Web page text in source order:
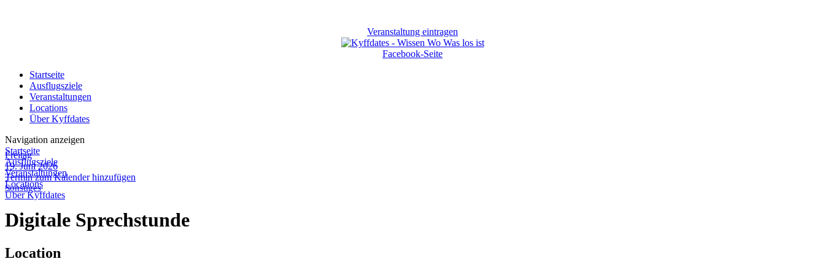
Veranstaltung eintragen
Facebook-Seite
Startseite
Ausflugsziele
Veranstaltungen
Locations
Über Kyffdates
Navigation anzeigen
Startseite
Ausflugsziele
Veranstaltungen
Locations
Über Kyffdates
Freitag
19. Juni 2026
Termin zum Kalender hinzufügen
Sonstiges
Digitale Sprechstunde
Location